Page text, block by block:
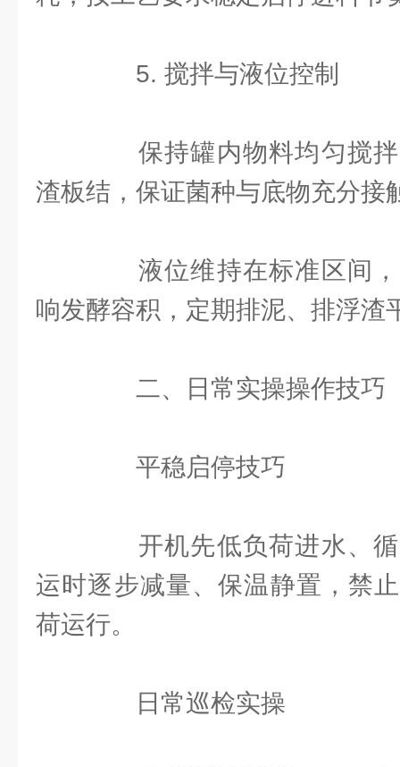
5. 搅拌与液位控制
保持罐内物料均匀搅拌
渣板结，保证菌种与底物充分接
液位维持在标准区间，
响发酵容积，定期排泥、排浮渣
二、日常实操操作技巧
平稳启停技巧
开机先低负荷进水、循
运时逐步减量、保温静置，禁
荷运行。
日常巡检实操